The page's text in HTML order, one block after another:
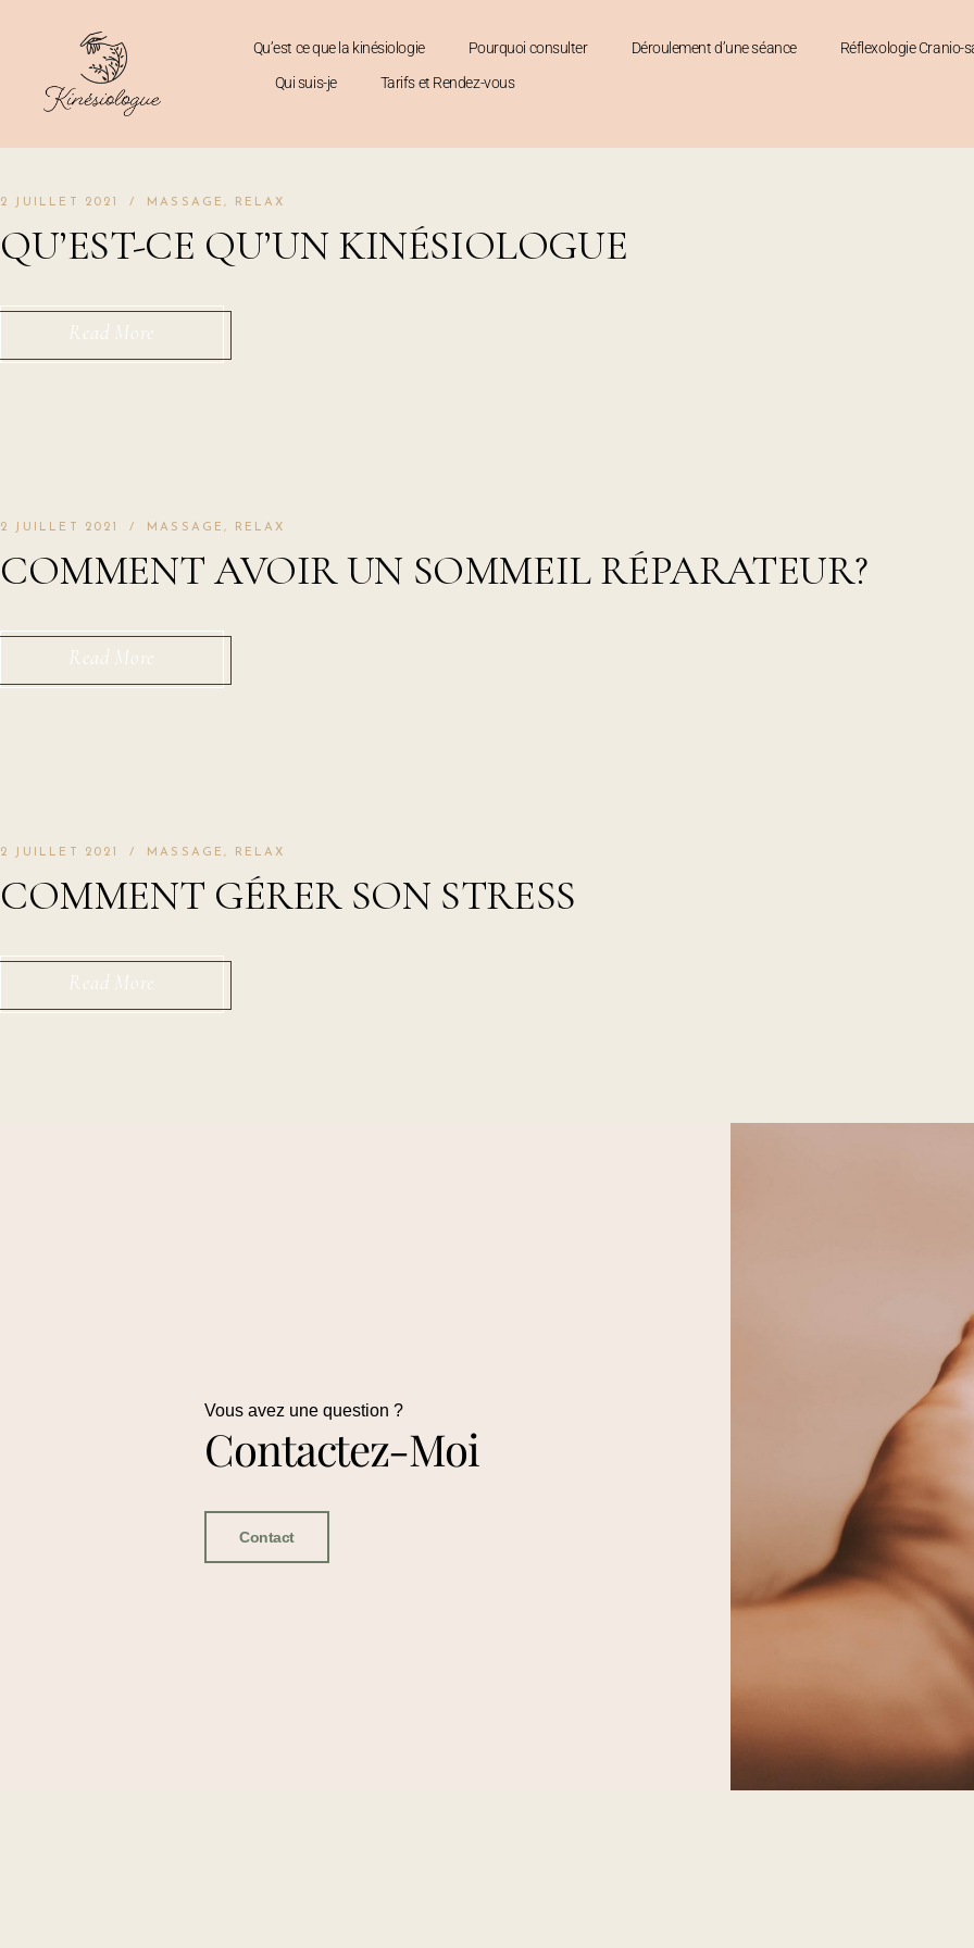
Qu’est ce que la kinésiologie Pourquoi consulter Déroulement d’une séance
Réflexologie Cranio-
Qui suis-je
Tarifs et Rendez-vous
2 JUILLET 2021 MASSAGE RELAX
QU’EST-CE QU’UN KINÉSIOLOGUE
Read More
2 JUILLET 2021 MASSAGE RELAX
COMMENT AVOIR UN SOMMEIL RÉPARATEUR?
Read More
2 JUILLET 2021 MASSAGE RELAX
COMMENT GÉRER SON STRESS
Read More
Vous avez une question ?
Contactez-Moi
Contact